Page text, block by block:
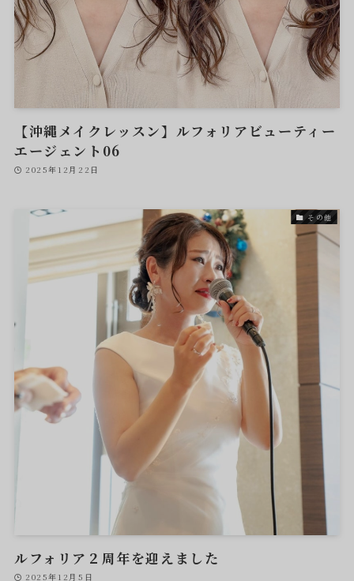
【沖縄メイクレッスン】ルフォリアビューティー
エージェント06
2025年12月22日
その他
ルフォリア２周年を迎えました
2025年12月5日